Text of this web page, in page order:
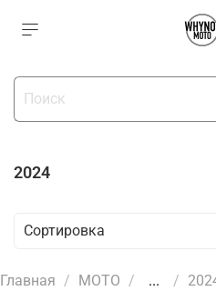
2024
Главная МОТО ...